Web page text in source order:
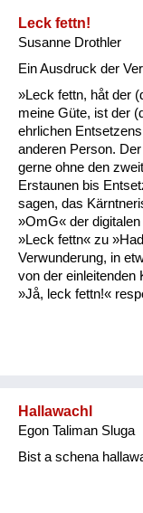
Leck fettn!
Susanne Drothler
Ein Ausdruck der
»Leck fettn, håt der
meine Güte, ist der
ehrlichen
anderen Person.
gerne ohne den
Erstaunen bis
sagen, das
»OmG« der
»Leck fettn« zu
Verwunderung, in
von der einleitenden
»Jå, leck fettn!«
Hallawachl
Egon Taliman Sluga
Bist a schena